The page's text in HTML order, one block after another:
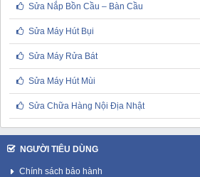
Sửa Nắp Bồn Cầu – Bàn Cầu
Sửa Máy Hút Bụi
Sửa Máy Rửa Bát
Sửa Máy Hút Mùi
Sửa Chữa Hàng Nội Địa Nhật
NGƯỜI TIÊU DÙNG
Chính sách bảo hành